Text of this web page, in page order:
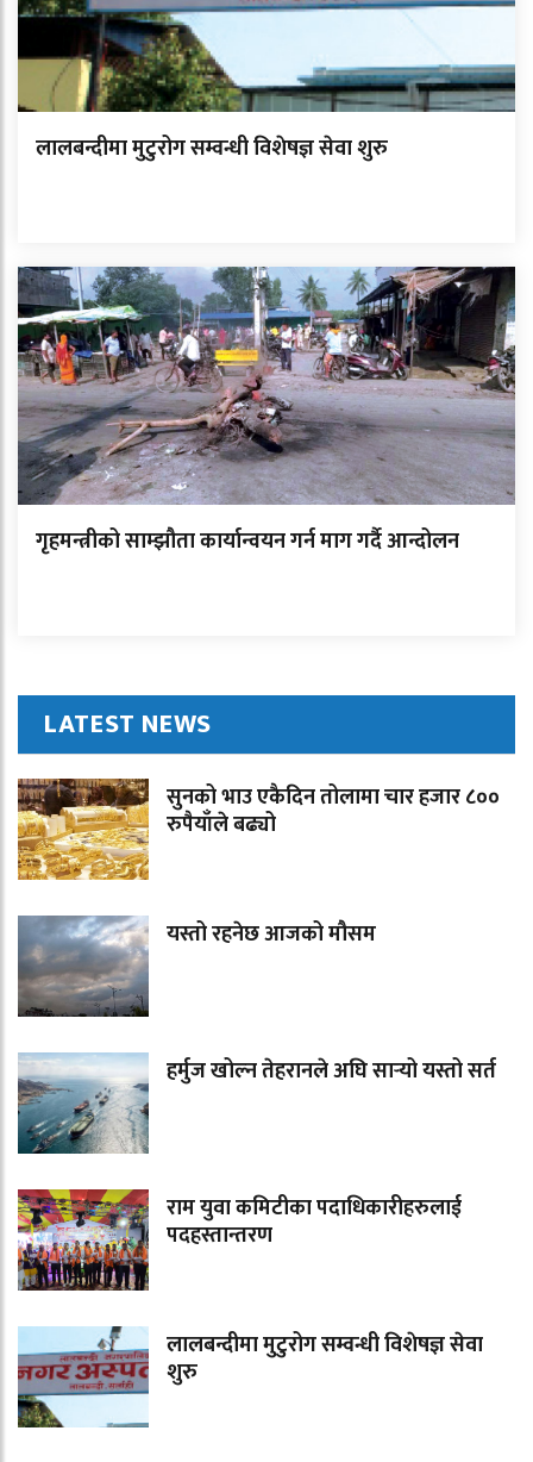
लालबन्दीमा मुटुरोग सम्वन्धी विशेषज्ञ सेवा शुरु
गृहमन्त्रीको साम्झौता कार्यान्वयन गर्न माग गर्दै आन्दोलन
LATEST NEWS
सुनको भाउ एकैदिन तोलामा चार हजार ८००
रुपैयाँले बढ्यो
यस्तो रहनेछ आजको मौसम
हर्मुज खोल्न तेहरानले अघि सार्‍यो यस्तो सर्त
राम युवा कमिटीका पदाधिकारीहरुलाई
पदहस्तान्तरण
लालबन्दीमा मुटुरोग सम्वन्धी विशेषज्ञ सेवा
शुरु